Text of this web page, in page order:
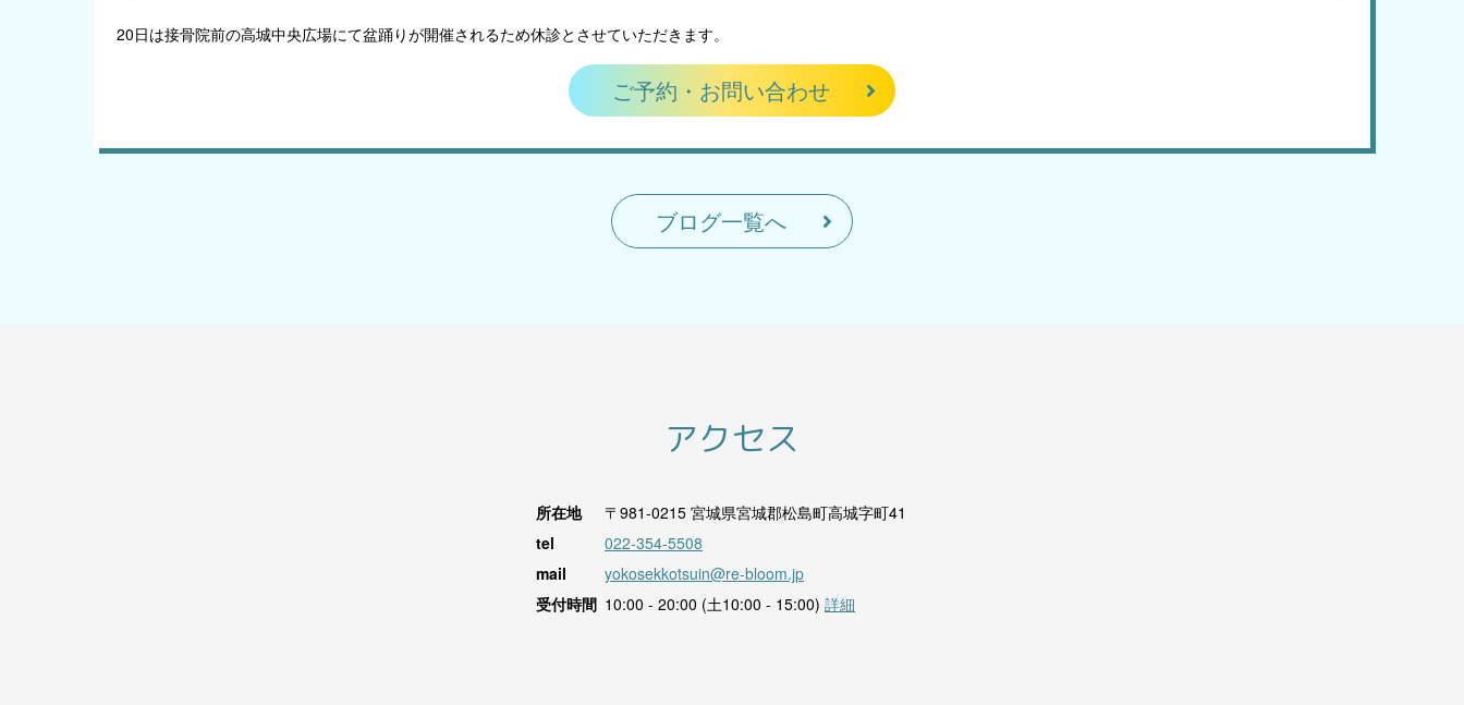
20日は接骨院前の高城中央広場にて盆踊りが開催されるため休診とさせていただきます。
ご予約・お問い合わせ
ブログ一覧へ
アクセス
所在地 〒981-0215 宮城県宮城郡松島町高城字町41
tel
022-354-5508
mail
yokosekkotsuin@re-bloom.jp
受付時間 10:00 - 20:00 (土10:00 - 15:00) 詳細